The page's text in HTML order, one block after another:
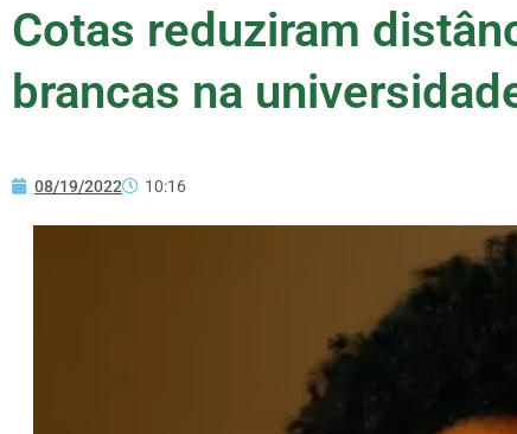
Cotas reduziram
brancas na
08/19/2022 10:16